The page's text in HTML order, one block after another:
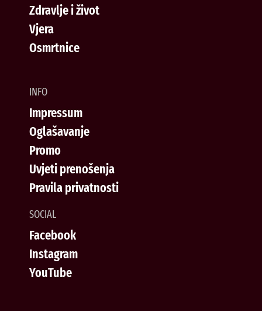
Zdravlje i život
Vjera
Osmrtnice
INFO
Impressum
Oglašavanje
Promo
Uvjeti prenošenja
Pravila privatnosti
SOCIAL
Facebook
Instagram
YouTube